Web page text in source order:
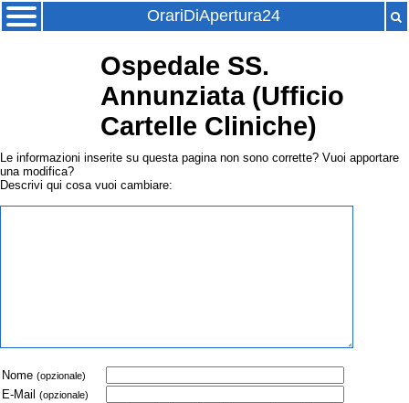
OrariDiApertura24
Ospedale SS.
Annunziata (Ufficio
Cartelle Cliniche)
Le informazioni inserite su questa pagina non sono corrette? Vuoi apportare
una modifica?
Descrivi qui cosa vuoi cambiare:
Nome (opzionale)
E-Mail (opzionale)